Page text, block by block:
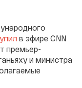
в эфире CNN
премьер-
и министра